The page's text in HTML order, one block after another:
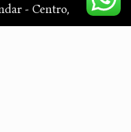
- Centro,